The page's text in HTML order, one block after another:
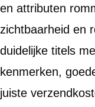
en attributen
zichtbaarheid en
duidelijke titels
kenmerken,
juiste